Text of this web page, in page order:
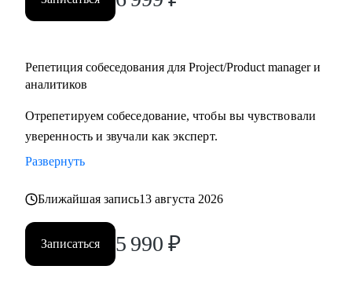
Репетиция собеседования для Project/Product manager и
аналитиков
Отрепетируем собеседование, чтобы вы чувствовали
уверенность и звучали как эксперт.
Развернуть
Ближайшая запись13 августа 2026
Записаться 5 990 ₽